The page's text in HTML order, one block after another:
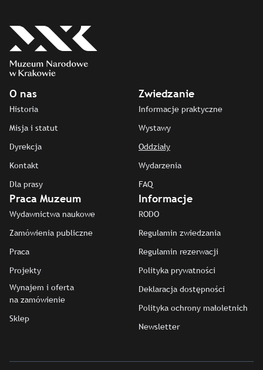
O nas
Historia
Misja i statut
Dyrekcja
Kontakt
Dla prasy
Zwiedzanie
Informacje praktyczne
Wystawy
Oddziały
Wydarzenia
FAQ
Praca Muzeum
Wydawnictwa naukowe
Zamówienia publiczne
Praca
Projekty
Wynajem i oferta
na zamówienie
Sklep
Informacje
RODO
Regulamin zwiedzania
Regulamin rezerwacji
Polityka prywatności
Deklaracja dostępności
Polityka ochrony małoletnich
Newsletter